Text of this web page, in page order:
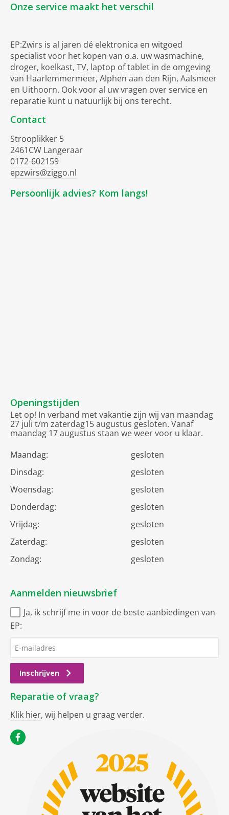
Onze service maakt het verschil
EP:Zwirs is al jaren dé elektronica en witgoed
specialist voor het kopen van o.a. uw wasmachine,
droger, koelkast, TV, laptop of tablet in de omgeving
van Haarlemmermeer, Alphen aan den Rijn, Aalsmeer
en Uithoorn. Ook voor al uw vragen over service en
reparatie kunt u natuurlijk bij ons terecht.
Contact
Strooplikker 5
2461CW Langeraar
0172-602159
epzwirs@ziggo.nl
Persoonlijk advies? Kom langs!
Openingstijden
Let op! In verband met vakantie zijn wij van maandag
27 juli t/m zaterdag15 augustus gesloten. Vanaf
maandag 17 augustus staan we weer voor u klaar.
Maandag:
gesloten
Dinsdag:
gesloten
Woensdag:
gesloten
Donderdag:
gesloten
Vrijdag:
gesloten
Zaterdag:
gesloten
Zondag:
gesloten
Aanmelden nieuwsbrief
Ja, ik schrijf me in voor de beste aanbiedingen van
EP:
Inschrijven
Reparatie of vraag?
Klik hier, wij helpen u graag verder.